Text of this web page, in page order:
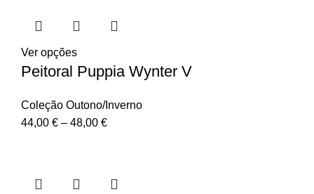
Ver opções
Peitoral Puppia Wynter V
Coleção Outono/Inverno
44,00 € – 48,00 €